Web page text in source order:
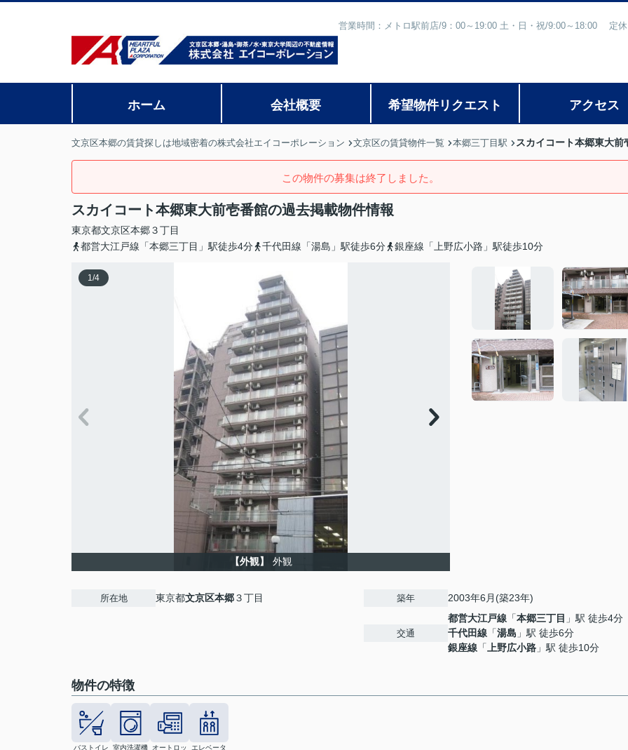
営業時間：メトロ駅前店/9：00～19:00 土・日・祝/9:00～18:00 定
ホーム 会社概要 希望物件リクエスト アクセス
文京区本郷の賃貸探しは地域密着の株式会社エイコーポレーション 文京区の賃貸物件一覧 本郷三丁目駅 スカイコート本郷東大前
この物件の募集は終了しました。
スカイコート本郷東大前壱番館の過去掲載物件情報
東京都文京区本郷３丁目
都営大江戸線「本郷三丁目」駅徒歩4分
千代田線「湯島」駅徒歩6分 銀座線「上野広小路」駅徒歩10分
1/4
【外観】 外観
所在地 東京都文京区本郷３丁目 築年 2003年6月(築23年)
交通
都営大江戸線 「本郷三丁目 」駅 徒歩4分
千代田線 「湯島 」駅 徒歩6分
銀座線 「 上野広小路 」駅 徒歩10分
物件の特徴
バストイレ
室内洗濯機
オートロッ
エレベータ